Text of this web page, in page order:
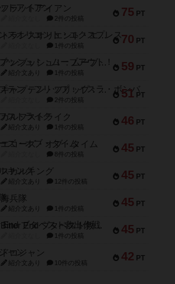
75 PT
フラットアイアン
2件の投稿
70 PT
トランスオリエント・エクスプレス
1件の投稿
59 PT
アンブッシュ！：ムーブアウト！
紹介文あり 1件の投稿
51 PT
キャプテン・フリップ：イスラ・ボンバ
2件の投稿
46 PT
ガルフストライク
紹介文あり 1件の投稿
45 PT
エコーズ・オブ・タイム
8件の投稿
45 PT
スカルキング
紹介文あり 12件の投稿
45 PT
海兵隊
紹介文あり 1件の投稿
45 PT
Bitter End ブタペスト救出作戦
1件の投稿
42 PT
ドコジャン
紹介文あり 10件の投稿